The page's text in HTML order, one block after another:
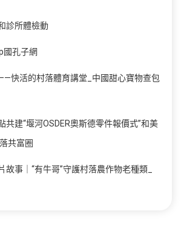
診所體檢動
國孔子網
快活的村落體育講堂_中國甜心寶物查包
共建“堰河OSDER奧斯德零件報價式”和美
共富圈
故事｜“有牛哥”守護村落農作物老種類_